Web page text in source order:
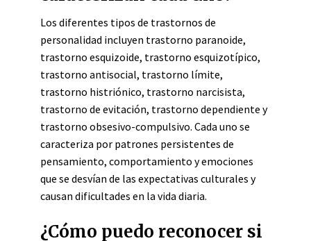
Los diferentes tipos de trastornos de
personalidad incluyen trastorno paranoide,
trastorno esquizoide, trastorno esquizotípico,
trastorno antisocial, trastorno límite,
trastorno histriónico, trastorno narcisista,
trastorno de evitación, trastorno dependiente y
trastorno obsesivo-compulsivo. Cada uno se
caracteriza por patrones persistentes de
pensamiento, comportamiento y emociones
que se desvían de las expectativas culturales y
causan dificultades en la vida diaria.
¿Cómo puedo reconocer si